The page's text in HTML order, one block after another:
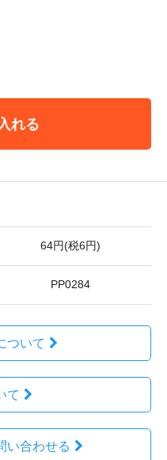
れる
64円(税6円)
PP0284
ついて
て
い合わせる